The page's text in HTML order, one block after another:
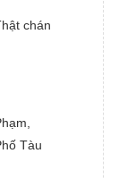
chán
Tàu